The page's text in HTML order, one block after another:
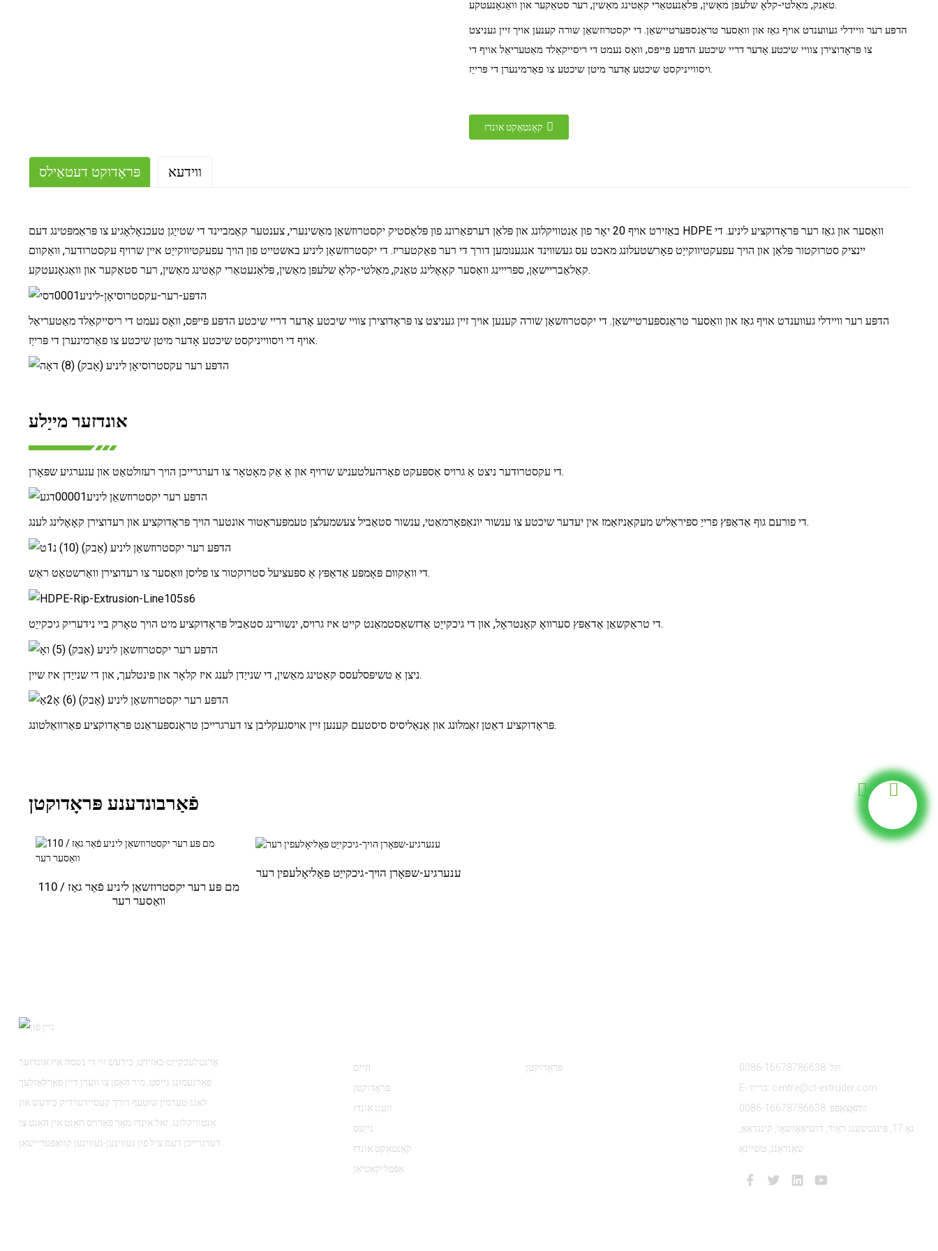
טאַנק, מאַלטי-קלאָ שלעפּן מאַשין, פּלאַנעטאַרי קאַטינג מאַשין, רער סטאַקער און וואַגאָנעטקע.
הדפּע רער וויידלי געווענדט אויף גאַז און וואַסער טראַנספּערטיישאַן. די יקסטרוזשאַן שורה קענען אויך זיין געניצט
צו פּראָדוצירן צוויי שיכטע אָדער דריי שיכטע הדפּע פּייפּס, וואָס נעמט די ריסייקאַלד מאַטעריאַל אויף די
ויסווייניקסט שיכטע אָדער מיטן שיכטע צו פאַרמינערן די פּרייַז.
קאָנטאַקט אונדז
פּראָדוקט דעטאַילס ווידעא
באַזירט אויף 20 יאָר פון אַנטוויקלונג און פּלאַן דערפאַרונג פון פּלאַסטיק יקסטרוזשאַן מאַשינערי, צענטער קאַמביינד די שטייַגן טעכנאָלאָגיע צו פּראַמפּטינג דעם HDPE וואַסער און גאַז רער פּראָדוקציע ליניע. די
יינציק סטרוקטור פּלאַן און הויך עפעקטיווקייַט פאָרשטעלונג מאכט עס געשווינד אנגענומען דורך די רער פאַקטעריז. די יקסטרוזשאַן ליניע באשטייט פון הויך עפעקטיווקייַט איין שרויף עקסטרודער, וואַקוום
קאַלאַבריישאַן, ספּרייינג וואַסער קאָאָלינג טאַנק, מאַלטי-קלאָ שלעפּן מאַשין, פּלאַנעטאַרי קאַטינג מאַשין, רער סטאַקער און וואַגאָנעטקע.
הדפּע רער וויידלי געווענדט אויף גאַז און וואַסער טראַנספּערטיישאַן. די יקסטרוזשאַן שורה קענען אויך זיין געניצט צו פּראָדוצירן צוויי שיכטע אָדער דריי שיכטע הדפּע פּייפּס, וואָס נעמט די ריסייקאַלד מאַטעריאַל
אויף די ויסווייניקסט שיכטע אָדער מיטן שיכטע צו פאַרמינערן די פּרייַז.
אונדזער מייַלע
די עקסטרודער ניצט אַ גרויס אַספּעקט פאַרהעלטעניש שרויף און אַ אַק מאָטאָר צו דערגרייכן הויך רעזולטאַט און ענערגיע שפּאָרן.
די פורעם גוף אַדאַפּץ פרייַ ספּיראַליש מעקאַניזאַמז אין יעדער שיכטע צו ענשור יונאַפאָרמאַטי, ענשור סטאַביל צעשמעלצן טעמפּעראַטור אונטער הויך פּראָדוקציע און רעדוצירן קאָאָלינג לענג.
די וואַקוום פּאָמפּע אַדאַפּץ אַ ספּעציעל סטרוקטור צו פליסן וואַסער צו רעדוצירן וואַרשטאַט ראַש.
די טראַקשאַן אַדאַפּץ סערוואָ קאָנטראָל, און די גיכקייַט אַדזשאַסטמאַנט קייט איז גרויס, ינשורינג סטאַביל פּראָדוקציע מיט הויך טאָרק ביי נידעריק גיכקייַט.
ניצן אַ טשיפּסלעסס קאַטינג מאַשין, די שנייַדן לענג איז קלאָר און פּינטלעך, און די שנייַדן איז שיין.
פּראָדוקציע דאַטן זאַמלונג און אַנאַליסיס סיסטעם קענען זיין אויסגעקליבן צו דערגרייכן טראַנספּעראַנט פּראָדוקציע פאַרוואַלטונג.
פֿאַרבונדענע פּראָדוקטן
110 מם פּע רער יקסטרוזשאַן ליניע פֿאַר גאַז /
וואַסער רער
ענערגיע-שפּאָרן הויך-גיכקייַט פּאָליאָלעפין רער
אָרנטלעכקייַט-באזירט, כידעש ווי די נשמה איז אונדזער
פאַרנעמונג גייסט, מיר האָפן צו ווערן דיין פאַרלאָזלעך
לאַנג-טערמין שוטעף דורך קעסיידערדיק כידעש און
אַנטוויקלונג. זאל אונדז מאַך פאָרויס האַנט אין האַנט צו
היים
פּראָדוקטן
וועגן אונדז
נייַעס
קאָנטאַקט אונדז
אַפּפּליקאַטיאָן
פּראָדוקטן
תּל: 0086-16678786638
E- בריוו: centre@ct-extruder.com
ווהאַצאַפּפּ: 0086-16678786638
נאָ.17, פּינגטשענג ראָוד, דזשיאַאָזשאָו, קינגדאַאָ,
שאַנדאָנג, טשיינאַ